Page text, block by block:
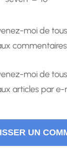
moi de
moi de
articles par e-